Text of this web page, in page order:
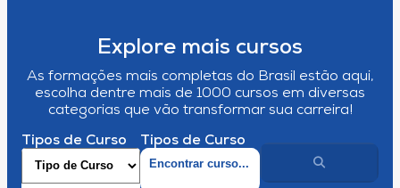
Explore mais cursos
As formações mais completas do Brasil estão aqui,
escolha dentre mais de 1000 cursos em diversas
categorias que vão transformar sua carreira!
Tipos de Curso Tipos de Curso